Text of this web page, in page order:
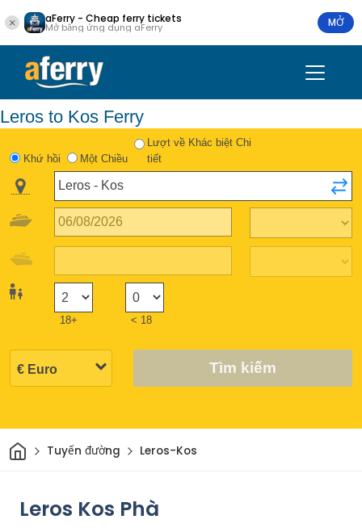
aFerry - Cheap ferry tickets
Mở bằng ứng dụng aFerry MỞ
Leros to Kos Ferry
Khứ hồi Một Chiều
Lượt về Khác biệt Chi
tiết
18+ < 18
Tìm kiếm
Trang chủ
Tuyến đường Leros-Kos
Leros Kos Phà